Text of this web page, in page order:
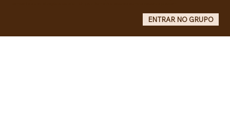
ENTRAR NO GRUPO